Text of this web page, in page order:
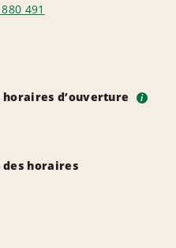
491
d’ouverture i
horaires